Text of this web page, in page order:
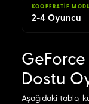
KOOPERATIF
2-4 Oyuncu
Dostu
Aşağıdaki tablo,